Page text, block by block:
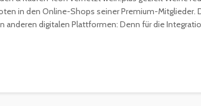
in den Online-Shops seiner Premium-Mitglieder.
anderen digitalen Plattformen: Denn für die